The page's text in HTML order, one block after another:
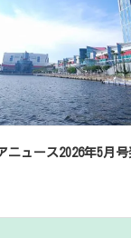
ニュース2026年5月